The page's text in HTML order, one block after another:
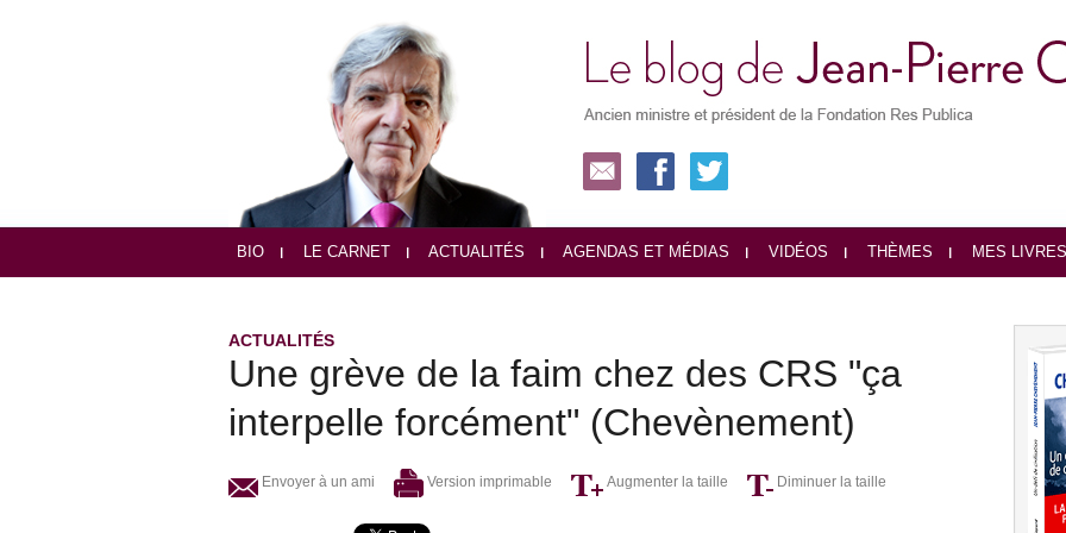
BIO LE CARNET ACTUALITÉS AGENDAS ET MÉDIAS VIDÉOS THÈMES MES LIVRES
ACTUALITÉS
Une grève de la faim chez des CRS "ça
interpelle forcément" (Chevènement)
Envoyer à un ami Version imprimable Augmenter la taille Diminuer la taille